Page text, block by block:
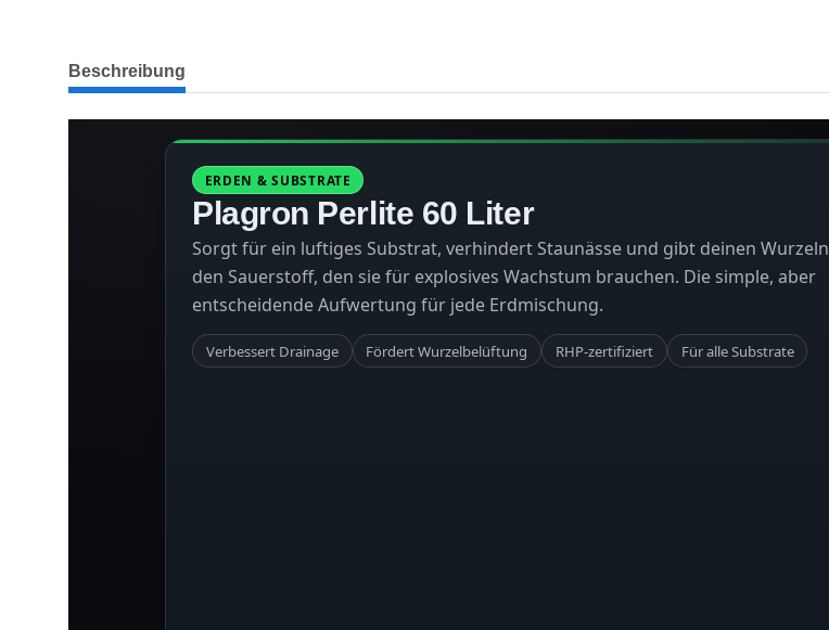
weitere Registerkarten anzeigen
Beschreibung
ERDEN & SUBSTRATE
Plagron Perlite 60 Liter
Sorgt für ein luftiges Substrat, verhindert Staunässe und gibt deinen Wurzeln
den Sauerstoff, den sie für explosives Wachstum brauchen. Die simple, aber
entscheidende Aufwertung für jede Erdmischung.
Verbessert Drainage Fördert Wurzelbelüftung RHP-zertifiziert Für alle Substrate